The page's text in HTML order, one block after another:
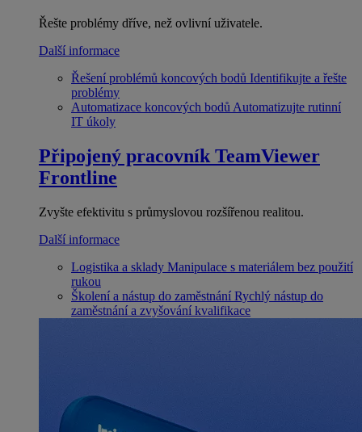
Řešte problémy dříve, než ovlivní uživatele.
Další informace
Řešení problémů koncových bodů Identifikujte a řešte
problémy
Automatizace koncových bodů Automatizujte rutinní
IT úkoly
Připojený pracovník TeamViewer
Frontline
Zvyšte efektivitu s průmyslovou rozšířenou realitou.
Další informace
Logistika a sklady Manipulace s materiálem bez použití
rukou
Školení a nástup do zaměstnání Rychlý nástup do
zaměstnání a zvyšování kvalifikace